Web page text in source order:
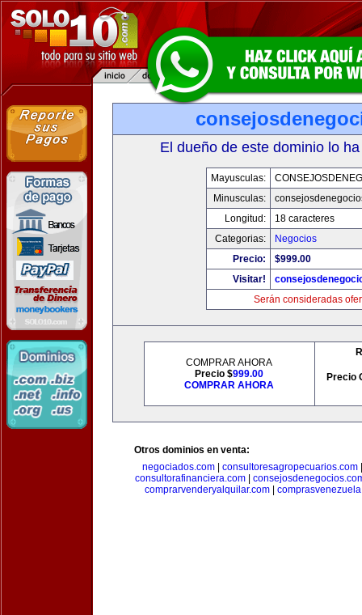
El dueño de este dominio lo
Mayusculas:
Minusculas:
Longitud:
18 caracteres
Categorias:
Negocios
Precio:
$999.00
Visitar!
Serán consideradas
COMPRAR AHORA
Precio $999.00
COMPRAR AHORA
Precio
Otros dominios en venta:
negociados.com
consultoresagropecuarios.com
consultorafinanciera.com|
comprarvenderyalquilar.com|